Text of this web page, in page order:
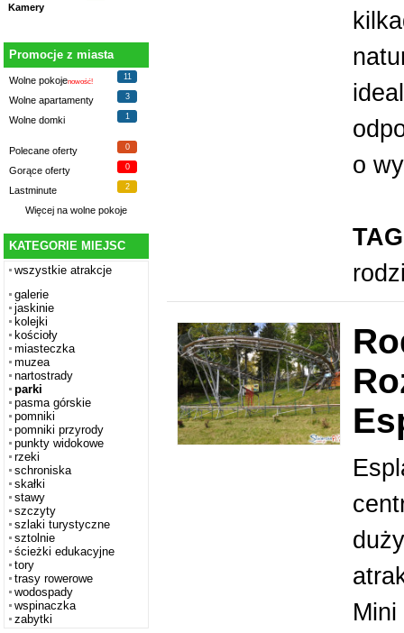
Kamery
Promocje z miasta
Wolne pokojenowość!
11
Wolne apartamenty 3
Wolne domki 1
Polecane oferty 0
Gorące oferty 0
Lastminute 2
Więcej na wolne pokoje
KATEGORIE MIEJSC
wszystkie atrakcje
galerie
jaskinie
kolejki
kościoły
miasteczka
muzea
nartostrady
parki
pasma górskie
pomniki
pomniki przyrody
punkty widokowe
rzeki
schroniska
skałki
stawy
szczyty
szlaki turystyczne
sztolnie
ścieżki edukacyjne
tory
trasy rowerowe
wodospady
wspinaczka
zabytki
o